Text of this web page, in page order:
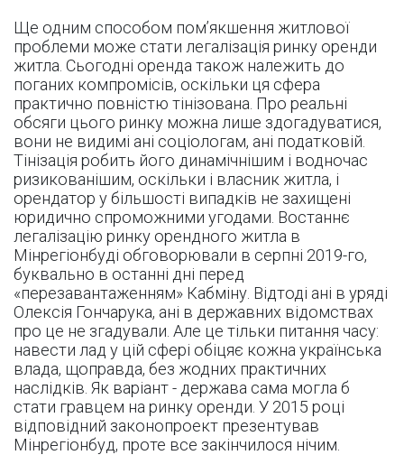
Ще одним способом пом’якшення житлової
проблеми може стати легалізація ринку оренди
житла. Сьогодні оренда також належить до
поганих компромісів, оскільки ця сфера
практично повністю тінізована. Про реальні
обсяги цього ринку можна лише здогадуватися,
вони не видимі ані соціологам, ані податковій.
Тінізація робить його динамічнішим і водночас
ризикованішим, оскільки і власник житла, і
орендатор у більшості випадків не захищені
юридично спроможними угодами. Востаннє
легалізацію ринку орендного житла в
Мінрегіонбуді обговорювали в серпні 2019-го,
буквально в останні дні перед
«перезавантаженням» Кабміну. Відтоді ані в уряді
Олексія Гончарука, ані в державних відомствах
про це не згадували. Але це тільки питання часу:
навести лад у цій сфері обіцяє кожна українська
влада, щоправда, без жодних практичних
наслідків. Як варіант - держава сама могла б
стати гравцем на ринку оренди. У 2015 році
відповідний законопроект презентував
Мінрегіонбуд, проте все закінчилося нічим.